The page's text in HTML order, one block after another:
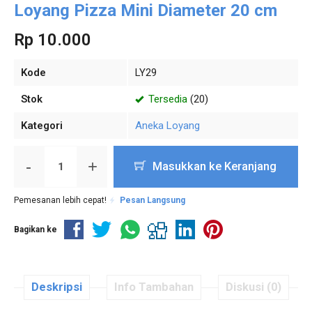
Loyang Pizza Mini Diameter 20 cm
Rp 10.000
Kode LY29
Stok Tersedia (20)
Kategori Aneka Loyang
- + Masukkan ke Keranjang
Pemesanan lebih cepat! Pesan Langsung
Bagikan ke
Deskripsi Info Tambahan Diskusi (0)